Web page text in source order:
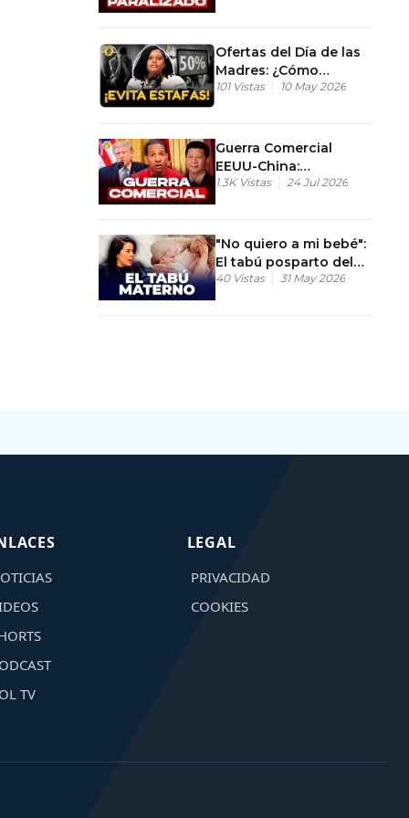
Ofertas del Día de las
Madres: ¿Cómo
detectar engaños en
101 Vistas 10 May 2026
Guerra Comercial
EEUU-China:
Consecuencias para
1.3K Vistas 24 Jul 2026
"No quiero a mi bebé":
El tabú posparto del
que nadie habla
40 Vistas 31 May 2026
TV
LEGAL
PRIVACIDAD
COOKIES